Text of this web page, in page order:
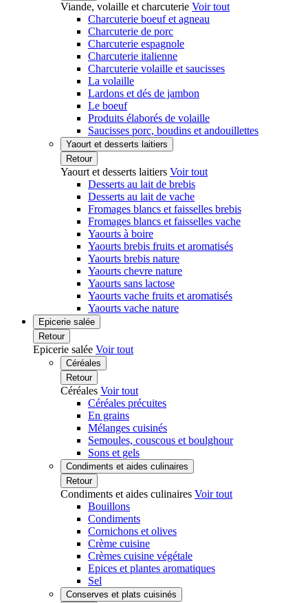
Viande, volaille et charcuterie Voir tout
Charcuterie boeuf et agneau
Charcuterie de porc
Charcuterie espagnole
Charcuterie italienne
Charcuterie volaille et saucisses
La volaille
Lardons et dés de jambon
Le boeuf
Produits élaborés de volaille
Saucisses porc, boudins et andouillettes
Yaourt et desserts laitiers
Retour
Yaourt et desserts laitiers Voir tout
Desserts au lait de brebis
Desserts au lait de vache
Fromages blancs et faisselles brebis
Fromages blancs et faisselles vache
Yaourts à boire
Yaourts brebis fruits et aromatisés
Yaourts brebis nature
Yaourts chevre nature
Yaourts sans lactose
Yaourts vache fruits et aromatisés
Yaourts vache nature
Epicerie salée
Retour
Epicerie salée Voir tout
Céréales
Retour
Céréales Voir tout
Céréales précuites
En grains
Mélanges cuisinés
Semoules, couscous et boulghour
Sons et gels
Condiments et aides culinaires
Retour
Condiments et aides culinaires Voir tout
Bouillons
Condiments
Cornichons et olives
Crème cuisine
Crèmes cuisine végétale
Epices et plantes aromatiques
Sel
Conserves et plats cuisinés